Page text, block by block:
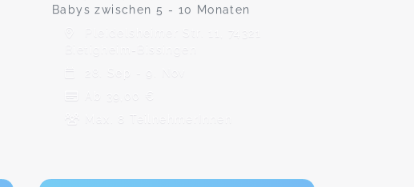
Babys zwischen 5 - 10 Monaten
Pleidelsheimer Str. 11, 74321
Bietigheim-Bissingen
28. Sep - 9. Nov
Ab 39,00 €
Max. 8 TeilnehmerInnen